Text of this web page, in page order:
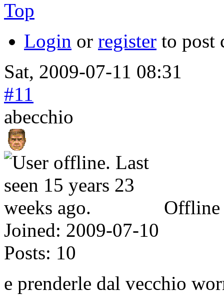
Top
Login or register to post
Sat, 2009-07-11 08:31
#11
abecchio
Offline
Joined: 2009-07-10
Posts: 10
e prenderle dal vecchio